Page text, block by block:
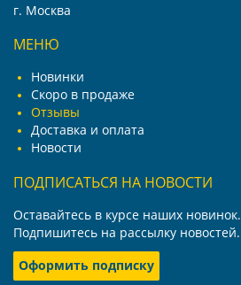
г. Москва
МЕНЮ
Новинки
Скоро в продаже
Отзывы
Доставка и оплата
Новости
ПОДПИСАТЬСЯ НА НОВОСТИ
Оставайтесь в курсе наших новинок.
Подпишитесь на рассылку новостей.
Оформить подписку